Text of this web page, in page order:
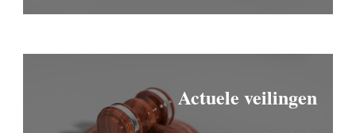
Actuele veilingen